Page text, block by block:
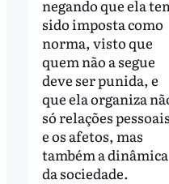
negando que ela
sido imposta como
norma, visto que
quem não a segue
deve ser punida, e
que ela organiza
só relações pessoais
e os afetos, mas
também a dinâmica
da sociedade.